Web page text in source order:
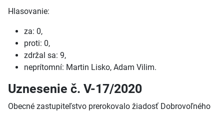
Hlasovanie:
za: 0,
proti: 0,
zdržal sa: 9,
neprítomní: Martin Lisko, Adam Vilim.
Uznesenie č. V-17/2020
Obecné zastupiteľstvo prerokovalo žiadosť Dobrovoľného